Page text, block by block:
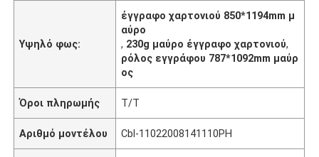
Υψηλό φως:
έγγραφο χαρτονιού 850*1194mm μ
αύρο
, 230g μαύρο έγγραφο χαρτονιού,
ρόλος εγγράφου 787*1092mm μαύρ
ος
Όροι πληρωμής T/T
Αριθμό μοντέλου Cbl-11022008141110PH